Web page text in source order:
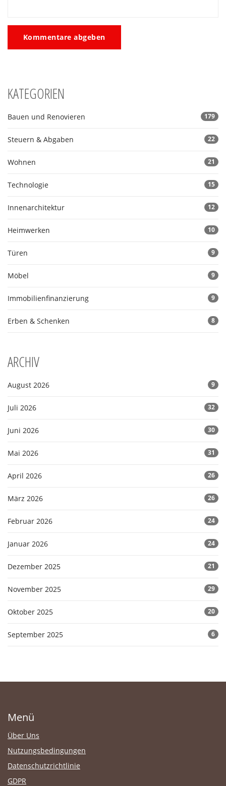
Kommentare abgeben
KATEGORIEN
Bauen und Renovieren 179
Steuern & Abgaben 22
Wohnen 21
Technologie 15
Innenarchitektur 12
Heimwerken 10
Türen 9
Möbel 9
Immobilienfinanzierung 9
Erben & Schenken 8
ARCHIV
August 2026 9
Juli 2026 32
Juni 2026 30
Mai 2026 31
April 2026 26
März 2026 26
Februar 2026 24
Januar 2026 24
Dezember 2025 21
November 2025 29
Oktober 2025 20
September 2025 6
Menü
Über Uns
Nutzungsbedingungen
Datenschutzrichtlinie
GDPR